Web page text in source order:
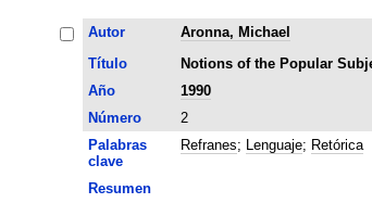
Autor
Aronna, Michael
Título
Notions of the Popular
Año
1990
Número
2
Palabras
clave
Refranes; Lenguaje; Retórica
Resumen